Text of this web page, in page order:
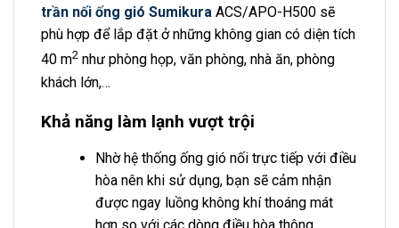
trần nối ống gió Sumikura ACS/APO-H500 sẽ
phù hợp để lắp đặt ở những không gian có diện tích
40 m2 như phòng họp, văn phòng, nhà ăn, phòng
khách lớn,…
Khả năng làm lạnh vượt trội
Nhờ hệ thống ống gió nối trực tiếp với điều
hòa nên khi sử dụng, bạn sẽ cảm nhận
được ngay luồng không khí thoáng mát